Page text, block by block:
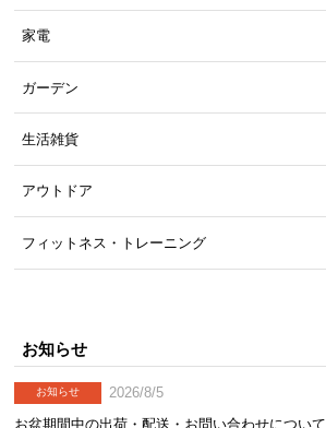
家電
ガーデン
生活雑貨
アウトドア
フィットネス・トレーニング
お知らせ
お知らせ
2026/8/5
お盆期間中の出荷・配送・お問い合わせについて